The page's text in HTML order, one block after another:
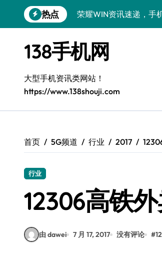
到
热点
荣耀WIN资讯速递，手
OPPO Find X9 Pro售后
vivo S50 Pro mini来袭
REDMI K90售后揭秘：
OPPO Find X9售后揭
华为nova 15 Ultra新功
真我GT8 Pro售后力荐
138手机网
大型手机资讯类网站！
https://www.138shouji.com
首页 5G频道 行业 2017
行业
12306高铁
由 dawei 7 月 17, 2017 没有评论 #